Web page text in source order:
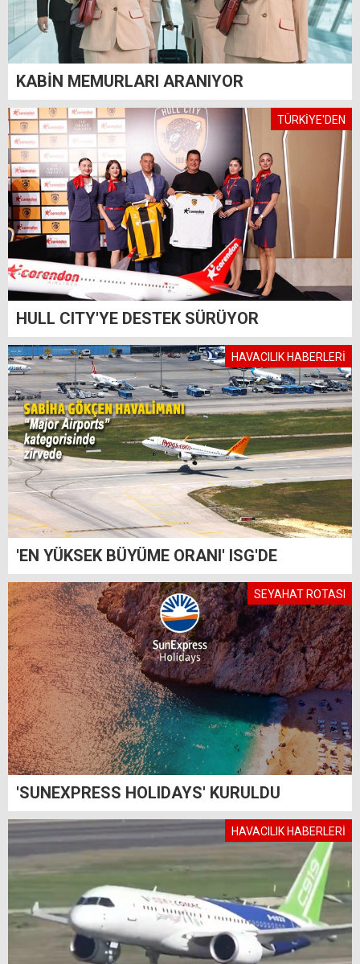
KABİN MEMURLARI ARANIYOR
TÜRKİYE'DEN
HULL CITY'YE DESTEK SÜRÜYOR
HAVACILIK HABERLERİ
'EN YÜKSEK BÜYÜME ORANI' ISG'DE
SEYAHAT ROTASI
'SUNEXPRESS HOLIDAYS' KURULDU
HAVACILIK HABERLERİ